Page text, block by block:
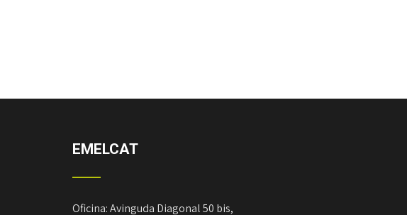
EMELCAT
Oficina: Avinguda Diagonal 50 bis,